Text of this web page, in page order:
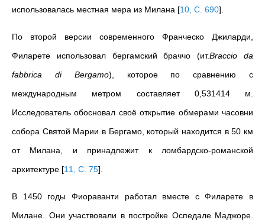
использовалась местная мера из Милана [10, С. 690]
По второй версии современного Франческо Джиларди,
Филарете использовал бергамский браччо (ит.Braccio da
fabbrica di Bergamo), которое
по сравнению с
международным метром составляет 0,531414 м.
Исследователь обосновал своё открытие обмерами часовни
собора Святой Марии в Бергамо, который находится в 50 км
от Милана, и принадлежит к ломбардско-романской
архитектуре [11, С. 75]
В 1450 годы Фиораванти работал вместе с Филарете в
Милане. Они участвовали в постройке Оспедале Маджоре.